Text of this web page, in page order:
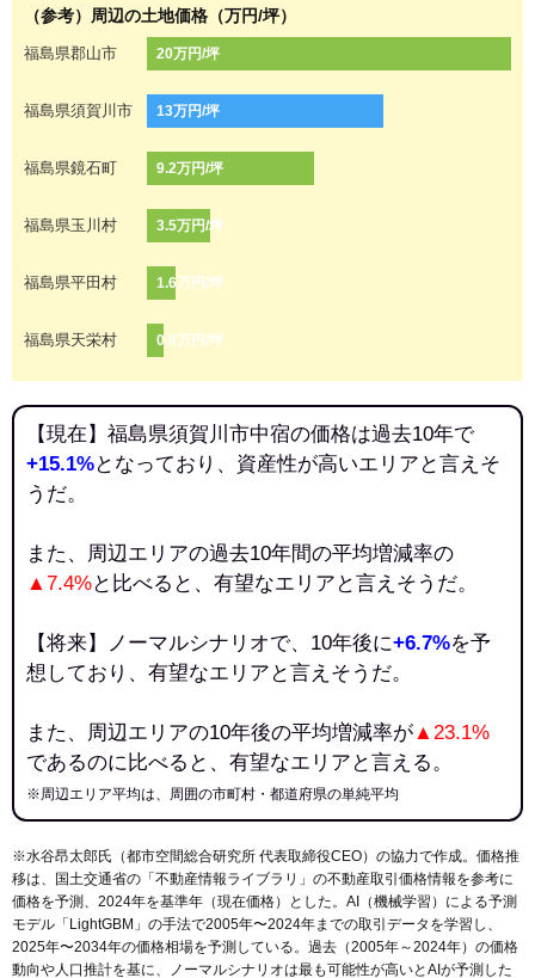
（参考）周辺の土地価格（万円/坪）
福島県郡山市 20万円/坪
福島県須賀川市 13万円/坪
福島県鏡石町 9.2万円/坪
福島県玉川村 3.5万円/坪
福島県平田村 1.6万円/坪
福島県天栄村 0.9万円/坪
【現在】福島県須賀川市中宿の価格は過去10年で
+15.1%となっており、資産性が高いエリアと言えそ
うだ。
また、周辺エリアの過去10年間の平均増減率の
▲7.4%と比べると、有望なエリアと言えそうだ。
【将来】ノーマルシナリオで、10年後に+6.7%を予
想しており、有望なエリアと言えそうだ。
また、周辺エリアの10年後の平均増減率が▲23.1%
であるのに比べると、有望なエリアと言える。
※周辺エリア平均は、周囲の市町村・都道府県の単純平均
※水谷昂太郎氏（都市空間総合研究所 代表取締役CEO）の協力で作成。価格推
移は、国土交通省の「 不動産情報ライブラリ 」の不動産取引価格情報を参考に
価格を予測、2024年を基準年（現在価格）とした。AI（機械学習）による予測
モデル「LightGBM」の手法で2005年〜2024年までの取引データを学習し、
2025年〜2034年の価格相場を予測している。過去（2005年～2024年）の価格
動向や人口推計を基に、ノーマルシナリオは最も可能性が高いとAIが予測した